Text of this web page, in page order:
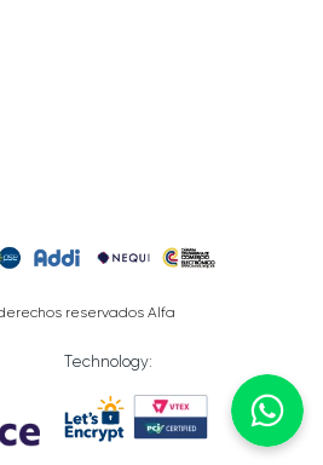
reservados Alfa
Technology: